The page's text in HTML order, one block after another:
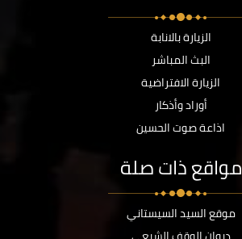
الزيارة بالانابة
البث المباشر
الزيارة الافتراضية
أوراد وأذكار
اذاعة صوت الحسين
مواقع ذات صلة
موقع السيد السيستاني